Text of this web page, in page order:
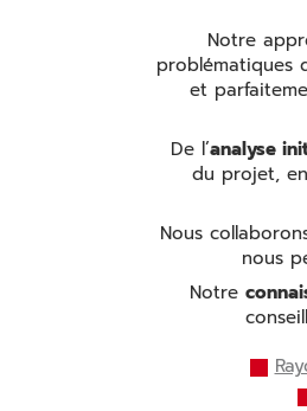
Notre
problématiques
et
De l’analyse
du projet,
Nous
nous
Notre